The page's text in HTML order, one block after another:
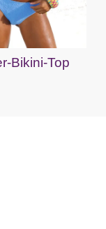
Bikini-Top